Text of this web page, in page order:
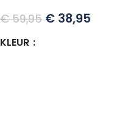
€59,95 € 38,95
KLEUR